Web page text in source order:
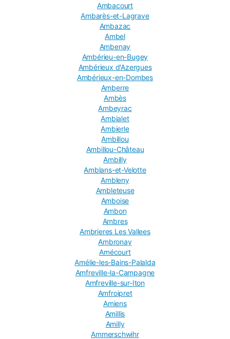
Ambacourt
Ambarès-et-Lagrave
Ambazac
Ambel
Ambenay
Ambérieu-en-Bugey
Ambérieux d'Azergues
Ambérieux-en-Dombes
Amberre
Ambès
Ambeyrac
Ambialet
Ambierle
Ambillou
Ambillou-Château
Ambilly
Amblans-et-Velotte
Ambleny
Ambleteuse
Amboise
Ambon
Ambres
Ambrieres Les Vallees
Ambronay
Amécourt
Amélie-les-Bains-Palalda
Amfreville-la-Campagne
Amfreville-sur-Iton
Amfroipret
Amiens
Amillis
Amilly
Ammerschwihr